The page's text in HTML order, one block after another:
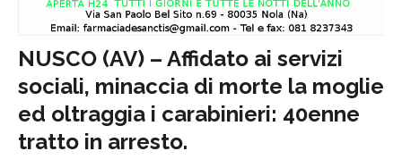
NUSCO (AV) – Affidato ai servizi
sociali, minaccia di morte la moglie
ed oltraggia i carabinieri: 40enne
tratto in arresto.